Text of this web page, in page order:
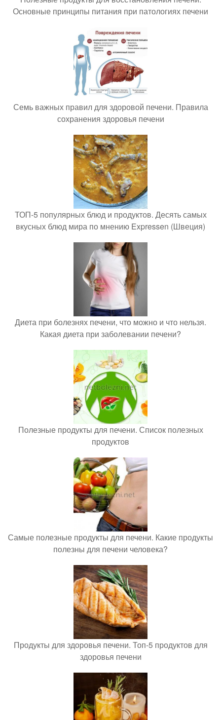
Основные принципы питания при патологиях печени
Семь важных правил для здоровой печени. Правила
сохранения здоровья печени
ТОП-5 популярных блюд и продуктов. Десять самых
вкусных блюд мира по мнению Expressen (Швеция)
Диета при болезнях печени, что можно и что нельзя.
Какая диета при заболевании печени?
Полезные продукты для печени. Список полезных
продуктов
Самые полезные продукты для печени. Какие продукты
полезны для печени человека?
Продукты для здоровья печени. Топ-5 продуктов для
здоровья печени